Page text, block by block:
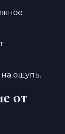
ощупь.
от